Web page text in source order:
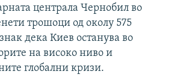
централа Чернобил во
трошоци од околу 575
дека Киев останува во
на високо ниво и
глобални кризи.